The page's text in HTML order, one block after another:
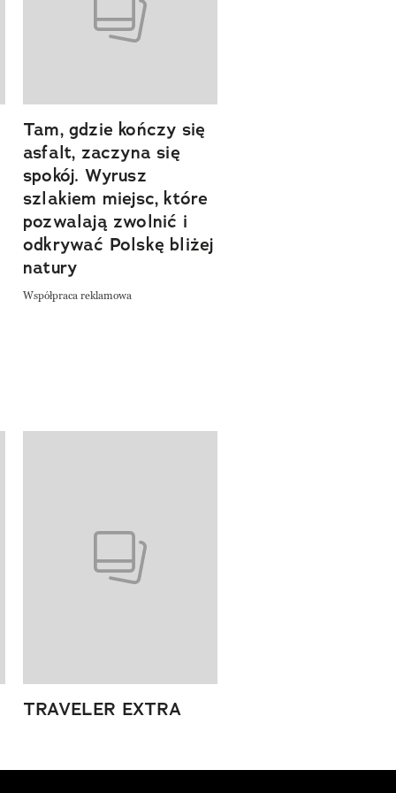
Tam, gdzie kończy się
asfalt, zaczyna się
spokój. Wyrusz
szlakiem miejsc, które
pozwalają zwolnić i
odkrywać Polskę bliżej
natury
Współpraca reklamowa
TRAVELER EXTRA